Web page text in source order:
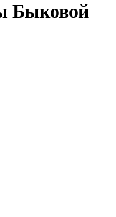
Быковой